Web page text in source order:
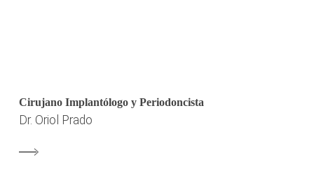
Cirujano Implantólogo y Periodoncista
Dr. Oriol Prado